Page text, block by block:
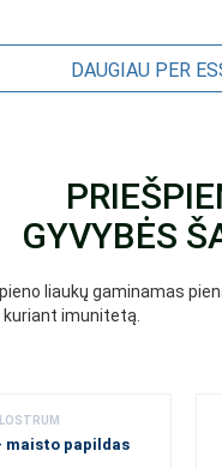
DAUGIAU PER
GYVYBĖS
liaukų gaminamas
imunitetą.
maisto papildas